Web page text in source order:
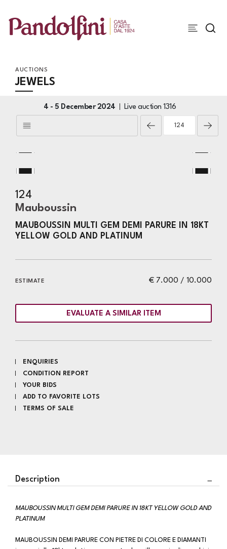
AUCTIONS
JEWELS
4 - 5 December 2024 Live auction 1316
124
Mauboussin
MAUBOUSSIN MULTI GEM DEMI PARURE IN 18KT
YELLOW GOLD AND PLATINUM
€ 7.000 / 10.000
ESTIMATE
EVALUATE A SIMILAR ITEM
ENQUIRIES
CONDITION REPORT
YOUR BIDS
ADD TO FAVORITE LOTS
TERMS OF SALE
Description
MAUBOUSSIN MULTI GEM DEMI PARURE IN 18KT YELLOW GOLD AND
PLATINUM
MAUBOUSSIN DEMI PARURE CON PIETRE DI COLORE E DIAMANTI